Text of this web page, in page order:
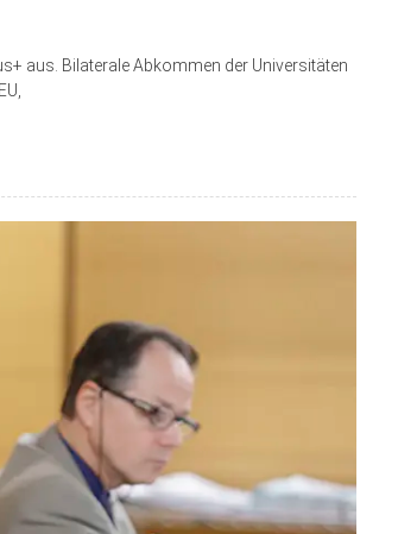
aus. Bilaterale Abkommen der Universitäten